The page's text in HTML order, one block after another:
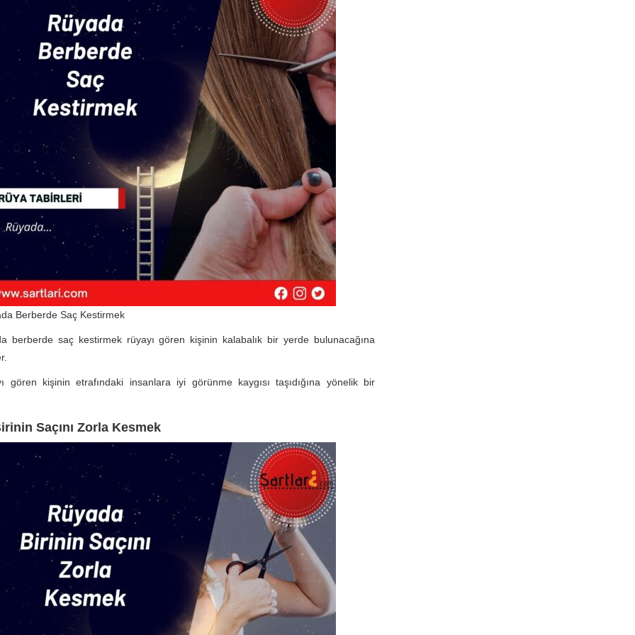
Berberde Saç Kestirmek
berberde saç kestirmek rüyayı gören kişinin kalabalık bir yerde bulunacağına
gören kişinin etrafındaki insanlara iyi görünme kaygısı taşıdığına yönelik bir
Saçını Zorla Kesmek